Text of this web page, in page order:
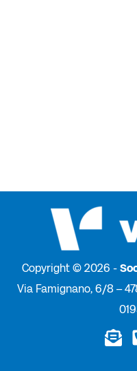
Copyright © 2026 -
Via Famignano, 6/8 –